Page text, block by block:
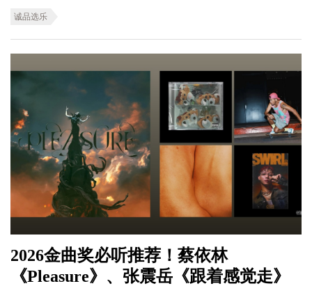
诚品选乐
2026金曲奖必听推荐！蔡依林
《Pleasure》、张震岳《跟着感觉走》